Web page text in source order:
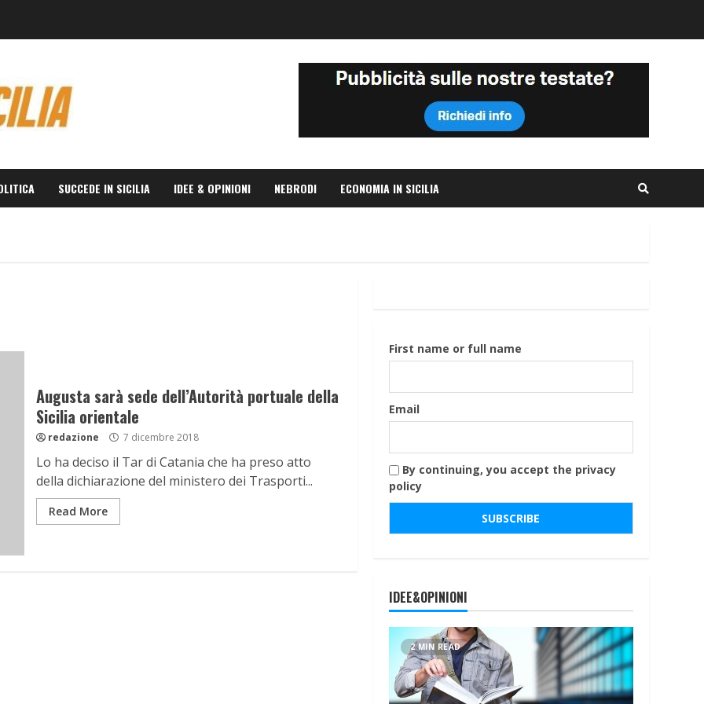
SUCCEDE IN SICILIA IDEE & OPINIONI NEBRODI ECONOMIA IN SICILIA
Augusta sarà sede dell’Autorità portuale della
Sicilia orientale
redazione 7 dicembre 2018
Lo ha deciso il Tar di Catania che ha preso atto
della dichiarazione del ministero dei Trasporti...
Read More
First name or full name
Email
By continuing, you accept the privacy
policy
IDEE&OPINIONI
2 MIN READ